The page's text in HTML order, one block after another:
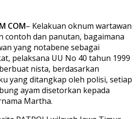
COM– Kelakuan oknum wartawan
contoh dan panutan, bagaimana
yang notabene sebagai
pelaksana UU No 40 tahun 1999
nista, berdasarkan
yang ditangkap oleh polisi, setiap
ayam disetorkan kepada
Martha.